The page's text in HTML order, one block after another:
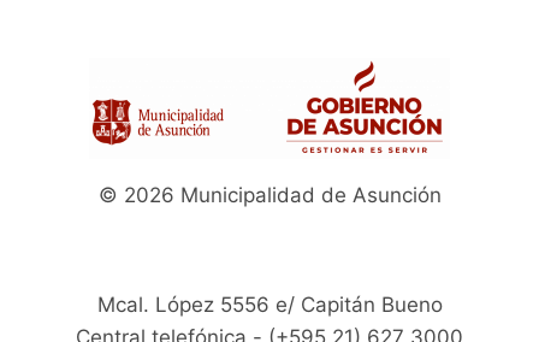
© 2026 Municipalidad de Asunción
Mcal. López 5556 e/ Capitán Bueno
Central telefónica - (+595 21) 627 3000